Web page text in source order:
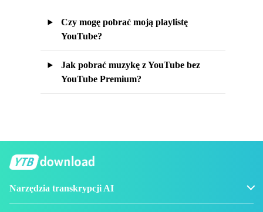
Czy mogę pobrać moją playlistę
YouTube?
Jak pobrać muzykę z YouTube bez
YouTube Premium?
Narzędzia transkrypcji AI